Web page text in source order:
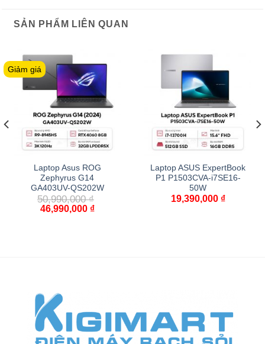
SẢN PHẨM LIÊN QUAN
Giảm giá
Laptop Asus ROG
Zephyrus G14
GA403UV-QS202W
50,990,000₫
46,990,000 ₫
Laptop ASUS ExpertBook
P1 P1503CVA-i7SE16-
50W
19,390,000 ₫